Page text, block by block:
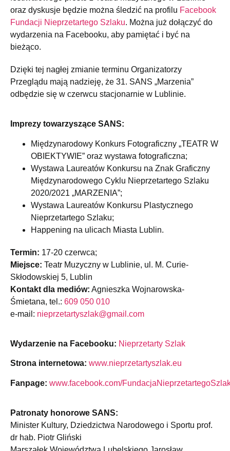
oraz dyskusje będzie można śledzić na profilu Facebook
Fundacji Nieprzetartego Szlaku. Można już dołączyć do
wydarzenia na Facebooku, aby pamiętać i być na
bieżąco.
Dzięki tej nagłej zmianie terminu Organizatorzy
Przeglądu mają nadzieję, że 31. SANS „Marzenia”
odbędzie się w czerwcu stacjonarnie w Lublinie.
Imprezy towarzyszące SANS:
Międzynarodowy Konkurs Fotograficzny „TEATR W
OBIEKTYWIE” oraz wystawa fotograficzna;
Wystawa Laureatów Konkursu na Znak Graficzny
Międzynarodowego Cyklu Nieprzetartego Szlaku
2020/2021 „MARZENIA”;
Wystawa Laureatów Konkursu Plastycznego
Nieprzetartego Szlaku;
Happening na ulicach Miasta Lublin.
Termin: 17-20 czerwca;
Miejsce: Teatr Muzyczny w Lublinie, ul. M. Curie-
Skłodowskiej 5, Lublin
Kontakt dla mediów: Agnieszka Wojnarowska-
Śmietana, tel.: 609 050 010
e-mail: nieprzetartyszlak@gmail.com
Wydarzenie na Facebooku: Nieprzetarty Szlak
Strona internetowa: www.nieprzetartyszlak.eu
Fanpage: www.facebook.com/
Patronaty honorowe SANS:
Minister Kultury, Dziedzictwa Narodowego i Sportu prof.
dr hab. Piotr Gliński